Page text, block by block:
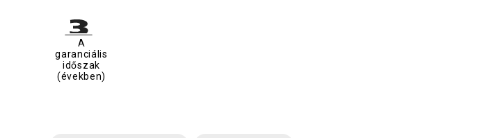
A
garanciális
időszak
(években)